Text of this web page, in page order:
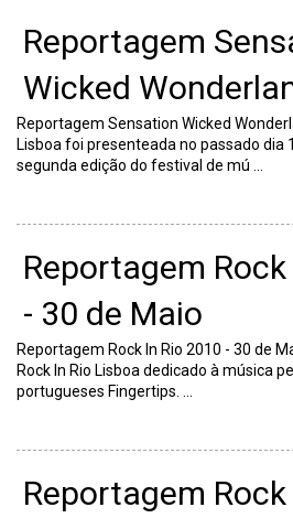
Reportagem
Wicked
Reportagem Sensation Wicked
Lisboa foi presenteada no passado dia
segunda edição do festival de mú ...
Reportagem
- 30 de Maio
Reportagem Rock In Rio 2010 - 30 de
Rock In Rio Lisboa dedicado à música
portugueses Fingertips. ...
Reportagem